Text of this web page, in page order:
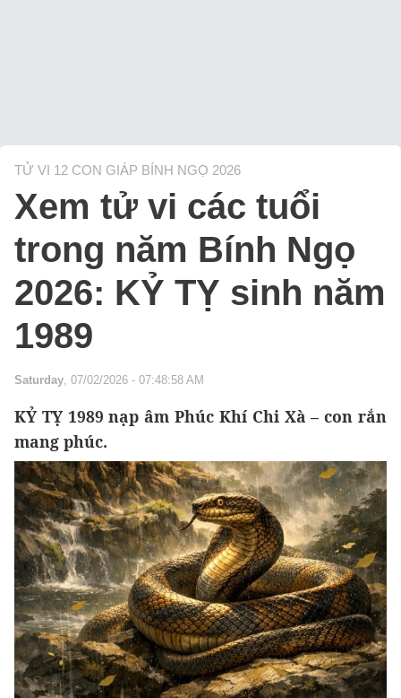
TỬ VI 12 CON GIÁP BÍNH NGỌ 2026
Xem tử vi các tuổi
trong năm Bính Ngọ
2026: KỶ TỴ sinh năm
1989
Saturday, 07/02/2026 - 07:48:58 AM
KỶ TỴ 1989 nạp âm Phúc Khí Chi Xà – con rắn
mang phúc.